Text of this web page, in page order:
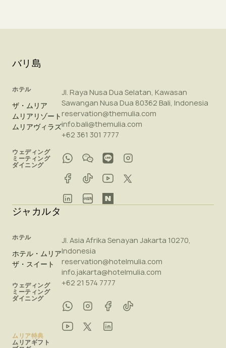
バリ島
ホテル
ザ・ムリア
ムリアリゾート
ムリアヴィラズ
ウェディング
ミーティング
ダイニング
Jl. Raya Nusa Dua Selatan, Kawasan
Sawangan Nusa Dua 80362 Bali, Indonesia
reservation@themulia.com
info.bali@themulia.com
+62 361 301 7777
ジャカルタ
ホテル
ホテル・ムリア
ザ・スイート
ウェディング
ミーティング
ダイニング
Jl. Asia Afrika Senayan Jakarta 10270,
Indonesia
reservation@hotelmulia.com
info.jakarta@hotelmulia.com
+62 21 574 7777
ムリア特典
ムリアギフト